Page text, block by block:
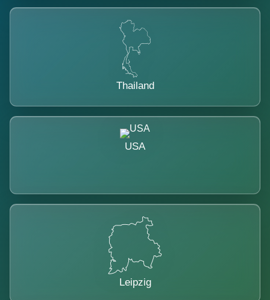
Thailand
USA
Leipzig